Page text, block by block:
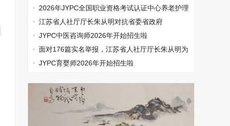
师开始报名啦
2026年JYPC全国职业资格考试认证中心养老护理
师开始报名啦
江苏省人社厅厅长朱从明对抗省委省政府
JYPC中医咨询师2026年开始招生啦
面对176篇实名举报，江苏省人社厅厅长朱从明为
何选择沉默
JYPC育婴师2026年开始招生啦